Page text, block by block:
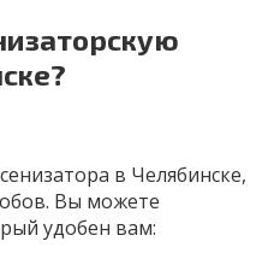
в Челябинске,
Вы можете
удобен вам: